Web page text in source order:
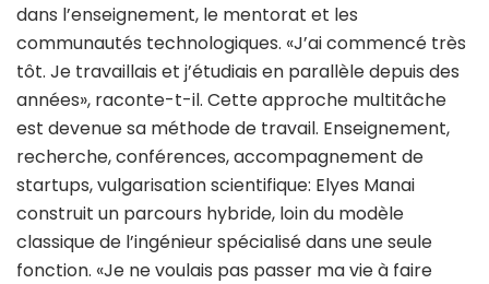
dans l’enseignement, le mentorat et les
communautés technologiques. «J’ai commencé très
tôt. Je travaillais et j’étudiais en parallèle depuis des
années», raconte-t-il. Cette approche multitâche
est devenue sa méthode de travail. Enseignement,
recherche, conférences, accompagnement de
startups, vulgarisation scientifique: Elyes Manai
construit un parcours hybride, loin du modèle
classique de l’ingénieur spécialisé dans une seule
fonction. «Je ne voulais pas passer ma vie à faire